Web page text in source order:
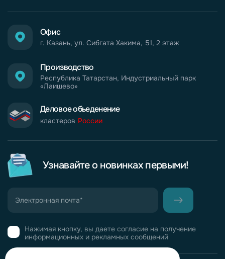
Деловое обьеденение
кластеров России
Производство
Республика Татарстан, Индустриальный парк
«Лаишево»
Офис
г. Казань, ул. Сибгата Хакима, 51, 2 этаж
Узнавайте о новинках первыми!
Нажимая кнопку, вы даете согласие на получение
информационных и рекламных сообщений